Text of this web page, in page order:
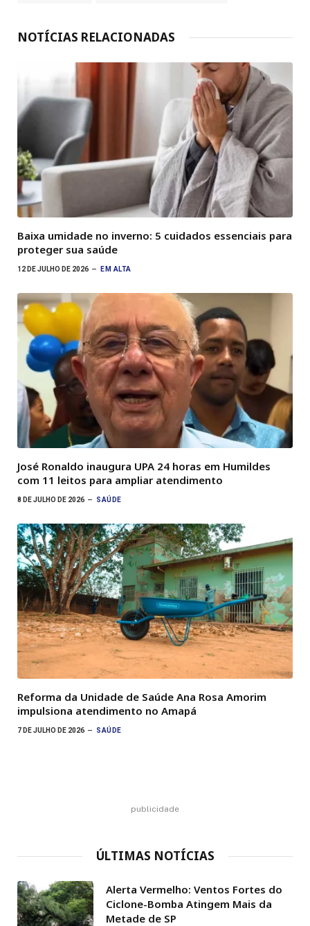
NOTÍCIAS RELACIONADAS
Baixa umidade no inverno: 5 cuidados essenciais para
proteger sua saúde
12 DE JULHO DE 2026 EM ALTA
José Ronaldo inaugura UPA 24 horas em Humildes
com 11 leitos para ampliar atendimento
8 DE JULHO DE 2026 SAÚDE
Reforma da Unidade de Saúde Ana Rosa Amorim
impulsiona atendimento no Amapá
7 DE JULHO DE 2026 SAÚDE
publicidade
ÚLTIMAS NOTÍCIAS
Alerta Vermelho: Ventos Fortes do
Ciclone-Bomba Atingem Mais da
Metade de SP